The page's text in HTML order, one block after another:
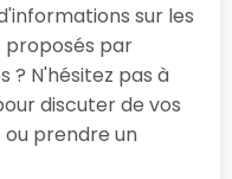
sur les
proposés par
? N'hésitez pas à
discuter de vos
ou prendre un